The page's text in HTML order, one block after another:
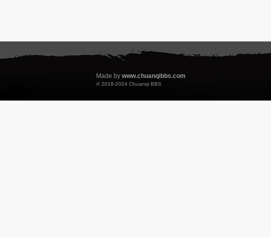
Made by www.chuanqibbs.com
© 2018-2024 Chuanqi BBS